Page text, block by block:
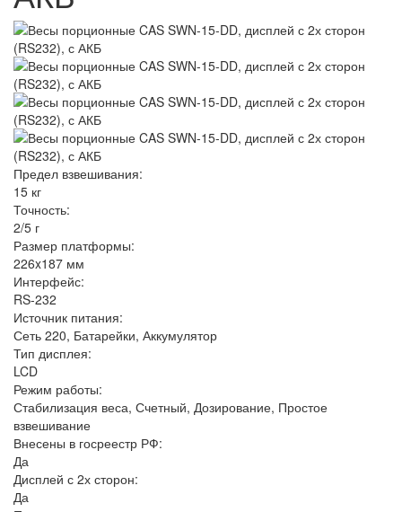
Предел взвешивания:
15 кг
Точность:
2/5 г
Размер платформы:
226x187 мм
Интерфейс:
RS-232
Источник питания:
Сеть 220, Батарейки, Аккумулятор
Тип дисплея:
LCD
Режим работы:
Стабилизация веса, Счетный, Дозирование, Простое
взвешивание
Внесены в госреестр РФ:
Да
Дисплей с 2х сторон:
Да